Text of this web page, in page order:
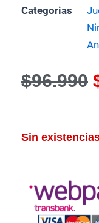
Categorias
$96.990
Sin